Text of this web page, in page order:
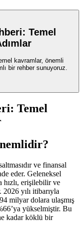
Temel
kavramlar, önemli
bir rehber sunuyoruz.
Temel
ve finansal
eder. Geleneksel
hızlı, erişilebilir ve
2026 yılı itibarıyla
milyar dolara ulaşmış
yükselmiştir. Bu
kadar köklü bir